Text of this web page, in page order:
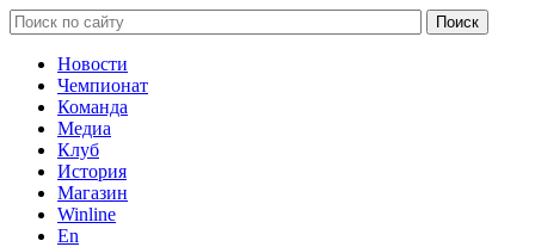
Новости
Чемпионат
Команда
Медиа
Клуб
История
Магазин
Winline
En